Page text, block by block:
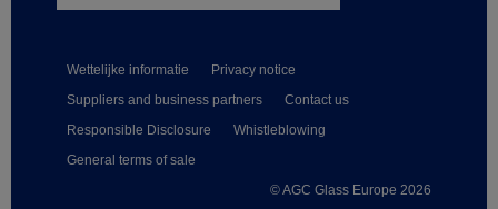
© AGC Glass Europe 2026
Wettelijke informatie
Privacy notice
Suppliers and business partners
Contact us
Responsible Disclosure
Whistleblowing
General terms of sale